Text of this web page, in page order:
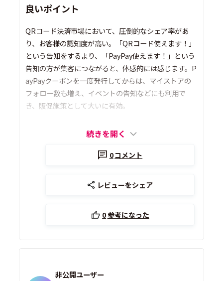
良いポイント
QRコード決済市場において、圧倒的なシェア率があ
り、お客様の認知度が高い。「QRコード使えます！」
という告知をするより、「PayPay使えます！」という
告知の方が集客につながると、体感的には感じます。P
ayPayクーポンを一度発行してからは、マイストアの
フォロー数も増え、イベントの告知などにも利用で
き、販促施策として大いに有効。
続きを開く
0コメント
レビューをシェア
0参考になった
非公開ユーザー